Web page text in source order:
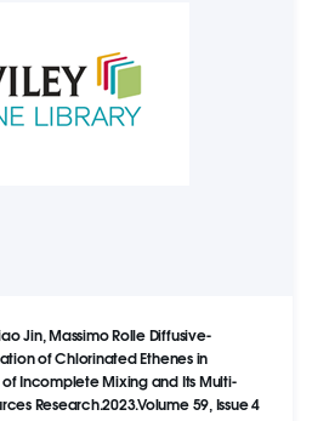
Jin, Massimo Rolle Diffusive-
of Chlorinated Ethenes in
of Incomplete Mixing and Its Multi-
Research.2023.Volume 59, Issue 4